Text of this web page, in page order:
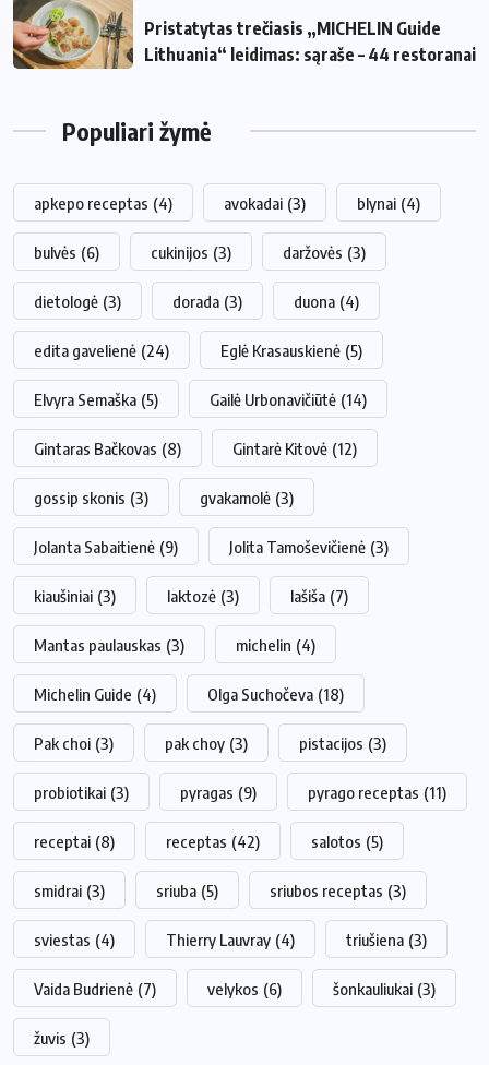
Pristatytas trečiasis „MICHELIN Guide
Lithuania“ leidimas: sąraše – 44 restoranai
Populiari žymė
apkepo receptas (4) avokadai (3) blynai (4)
bulvės (6) cukinijos (3) daržovės (3)
dietologė (3) dorada (3) duona (4)
edita gavelienė (24) Eglė Krasauskienė (5)
Elvyra Semaška (5) Gailė Urbonavičiūtė (14)
Gintaras Bačkovas (8) Gintarė Kitovė (12)
gossip skonis (3) gvakamolė (3)
Jolanta Sabaitienė (9) Jolita Tamoševičienė (3)
kiaušiniai (3) laktozė (3) lašiša (7)
Mantas paulauskas (3) michelin (4)
Michelin Guide (4) Olga Suchočeva (18)
Pak choi (3) pak choy (3) pistacijos (3)
probiotikai (3) pyragas (9) pyrago receptas (11)
receptai (8) receptas (42) salotos (5)
smidrai (3) sriuba (5) sriubos receptas (3)
sviestas (4) Thierry Lauvray (4) triušiena (3)
Vaida Budrienė (7) velykos (6) šonkauliukai (3)
žuvis (3)